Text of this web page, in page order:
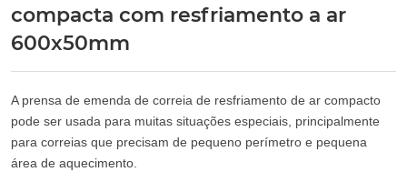
compacta com resfriamento a ar
600x50mm
A prensa de emenda de correia de resfriamento de ar compacto
pode ser usada para muitas situações especiais, principalmente
para correias que precisam de pequeno perímetro e pequena
área de aquecimento.